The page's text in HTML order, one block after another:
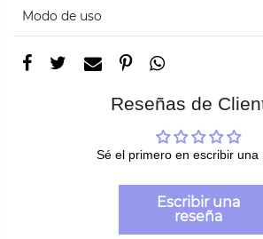
Modo de uso
Reseñas de
Sé el primero en escribir una
Escribir una
reseña